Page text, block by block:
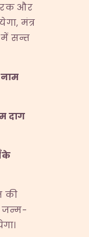
और
मंत्र
में सन्त
दाग
की
जन्म-